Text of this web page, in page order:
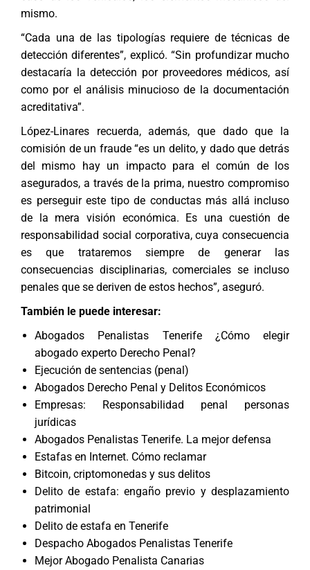
mismo.
“Cada una de las tipologías requiere de técnicas de
detección diferentes”, explicó. “Sin profundizar mucho
destacaría la detección por proveedores médicos, así
como por el análisis minucioso de la documentación
acreditativa”.
López-Linares recuerda, además, que dado que la
comisión de un fraude “es un delito, y dado que detrás
del mismo hay un impacto para el común de los
asegurados, a través de la prima, nuestro compromiso
es perseguir este tipo de conductas más allá incluso
de la mera visión económica. Es una cuestión de
responsabilidad social corporativa, cuya consecuencia
es que trataremos siempre de generar las
consecuencias disciplinarias, comerciales se incluso
penales que se deriven de estos hechos”, aseguró.
También le puede interesar:
Abogados Penalistas Tenerife ¿Cómo elegir
abogado experto Derecho Penal?
Ejecución de sentencias (penal)
Abogados Derecho Penal y Delitos Económicos
Empresas: Responsabilidad penal personas
jurídicas
Abogados Penalistas Tenerife. La mejor defensa
Estafas en Internet. Cómo reclamar
Bitcoin, criptomonedas y sus delitos
Delito de estafa: engaño previo y desplazamiento
patrimonial
Delito de estafa en Tenerife
Despacho Abogados Penalistas Tenerife
Mejor Abogado Penalista Canarias